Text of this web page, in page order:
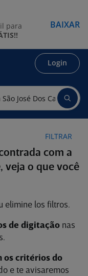
Login
FILTRAR
com a
veja o que você
elimine los filtros.
de digitação nas
os critérios do
e te avisaremos
para
BAIXAR